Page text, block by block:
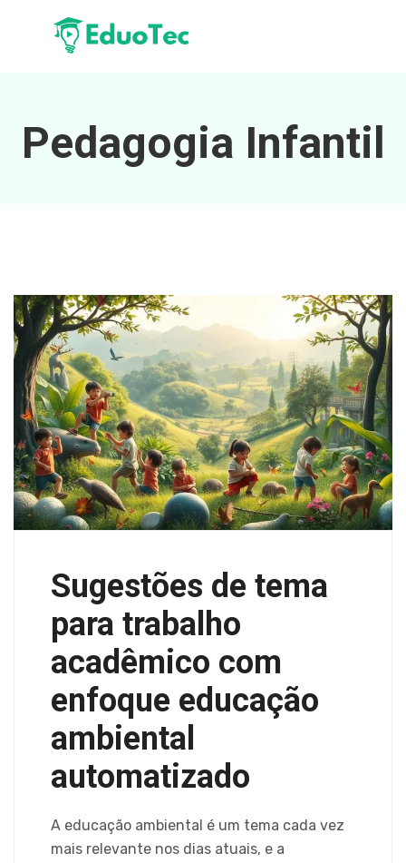
Pedagogia Infantil
Sugestões de tema
para trabalho
acadêmico com
enfoque educação
ambiental
automatizado
A educação ambiental é um tema cada vez
mais relevante nos dias atuais, e a